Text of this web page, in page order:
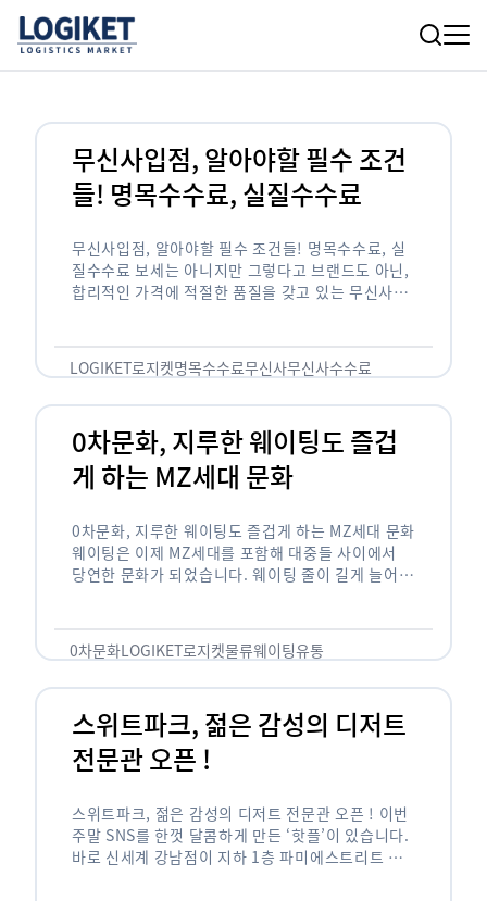
무신사입점, 알아야할 필수 조건
들! 명목수수료, 실질수수료
무신사입점, 알아야할 필수 조건들! 명목수수료, 실
질수수료 보세는 아니지만 그렇다고 브랜드도 아닌,
합리적인 가격에 적절한 품질을 갖고 있는 무신사!
LOGIKET로지켓명목수수료무신사무신사수수료
0차문화, 지루한 웨이팅도 즐겁
게 하는 MZ세대 문화
0차문화, 지루한 웨이팅도 즐겁게 하는 MZ세대 문화
웨이팅은 이제 MZ세대를 포함해 대중들 사이에서
당연한 문화가 되었습니다. 웨이팅 줄이 길게 늘어서
0차문화LOGIKET로지켓물류웨이팅유통
스위트파크, 젊은 감성의 디저트
전문관 오픈 !
스위트파크, 젊은 감성의 디저트 전문관 오픈 ! 이번
주말 SNS를 한껏 달콤하게 만든 ‘핫플’이 있습니다.
바로 신세계 강남점이 지하 1층 파미에스트리트 분